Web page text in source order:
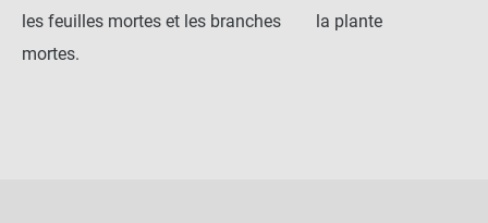
les feuilles mortes et les branches
mortes.
la plante